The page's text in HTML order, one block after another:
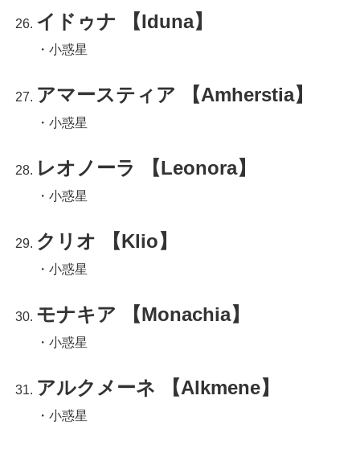
イドゥナ 【Iduna】
・小惑星
アマースティア 【Amherstia】
・小惑星
レオノーラ 【Leonora】
・小惑星
クリオ 【Klio】
・小惑星
モナキア 【Monachia】
・小惑星
アルクメーネ 【Alkmene】
・小惑星